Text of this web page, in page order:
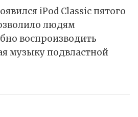
iPod Classic пятого
людям
воспроизводить
музыку подвластной